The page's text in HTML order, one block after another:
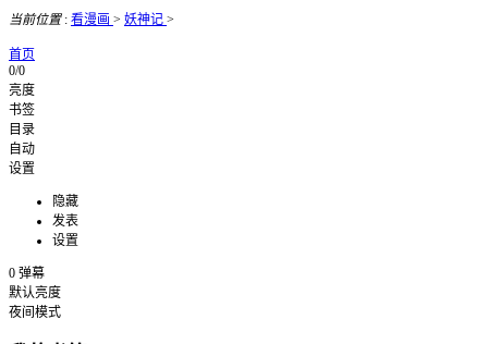
当前位置: 看漫画 > 妖神记 >
首页
0/0
亮度
书签
目录
自动
设置
隐藏
发表
设置
0 弹幕
默认亮度
夜间模式